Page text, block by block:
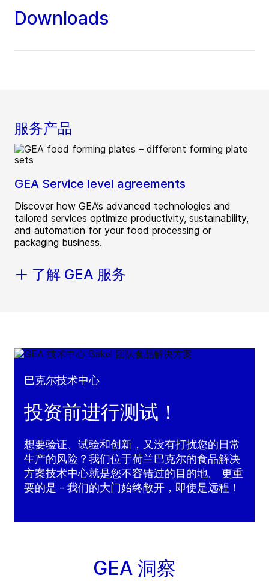
Downloads
服务产品
GEA Service level agreements
Discover how GEA’s advanced technologies and
tailored services optimize productivity, sustainability,
and automation for your food processing or
packaging business.
了解 GEA 服务
巴克尔技术中心
投资前进行测试！
想要验证、试验和创新，又没有打扰您的日常
生产的风险？我们位于荷兰巴克尔的食品解决
方案技术中心就是您不容错过的目的地。 更重
要的是 - 我们的大门始终敞开，即使是远程！
GEA 洞察